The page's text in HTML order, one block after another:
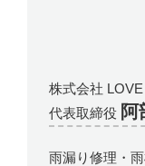
株式会社
代表取締役 阿
雨漏り修理・